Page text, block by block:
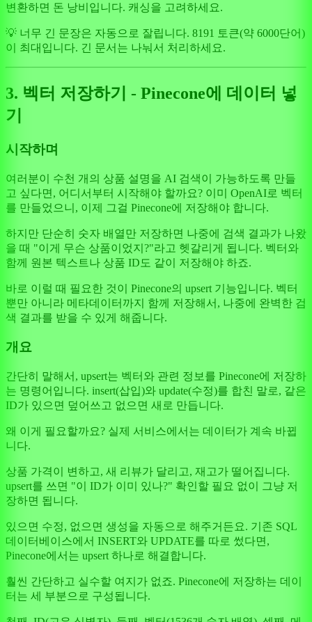
변환하면 돈 낭비입니다. 캐싱을 고려하세요.
💡 너무 긴 문장은 자동으로 잘립니다. 8191 토큰(약 6000단어)
이 최대입니다. 긴 문서는 나눠서 처리하세요.
3. 벡터 저장하기 - Pinecone에 데이터 넣
기
시작하며
여러분이 수천 개의 상품 설명을 AI 검색이 가능하도록 만들
고 싶다면, 어디서부터 시작해야 할까요? 이미 OpenAI로 벡터
를 만들었으니, 이제 그걸 Pinecone에 저장해야 합니다.
하지만 단순히 숫자 배열만 저장하면 나중에 검색 결과가 나왔
을 때 "이게 무슨 상품이었지?"라고 헷갈리게 됩니다. 벡터와
함께 원본 텍스트나 상품 ID도 같이 저장해야 하죠.
바로 이럴 때 필요한 것이 Pinecone의 upsert 기능입니다. 벡터
뿐만 아니라 메타데이터까지 함께 저장해서, 나중에 완벽한 검
색 결과를 받을 수 있게 해줍니다.
개요
간단히 말해서, upsert는 벡터와 관련 정보를 Pinecone에 저장하
는 명령어입니다. insert(삽입)와 update(수정)를 합친 말로, 같은
ID가 있으면 덮어쓰고 없으면 새로 만듭니다.
왜 이게 필요할까요? 실제 서비스에서는 데이터가 계속 바뀝
니다.
상품 가격이 변하고, 새 리뷰가 달리고, 재고가 떨어집니다.
upsert를 쓰면 "이 ID가 이미 있나?" 확인할 필요 없이 그냥 저
장하면 됩니다.
있으면 수정, 없으면 생성을 자동으로 해주거든요. 기존 SQL
데이터베이스에서 INSERT와 UPDATE를 따로 썼다면,
Pinecone에서는 upsert 하나로 해결합니다.
훨씬 간단하고 실수할 여지가 없죠. Pinecone에 저장하는 데이
터는 세 부분으로 구성됩니다.